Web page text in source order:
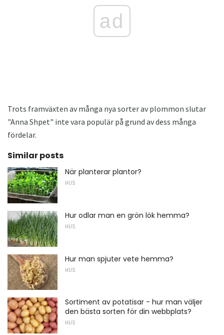
ad
Trots framväxten av många nya sorter av plommon slutar
"Anna Shpet" inte vara populär på grund av dess många
fördelar.
Similar posts
När planterar plantor?
HUS
Hur odlar man en grön lök hemma?
HUS
Hur man spjuter vete hemma?
HUS
Sortiment av potatisar - hur man väljer
den bästa sorten för din webbplats?
HUS